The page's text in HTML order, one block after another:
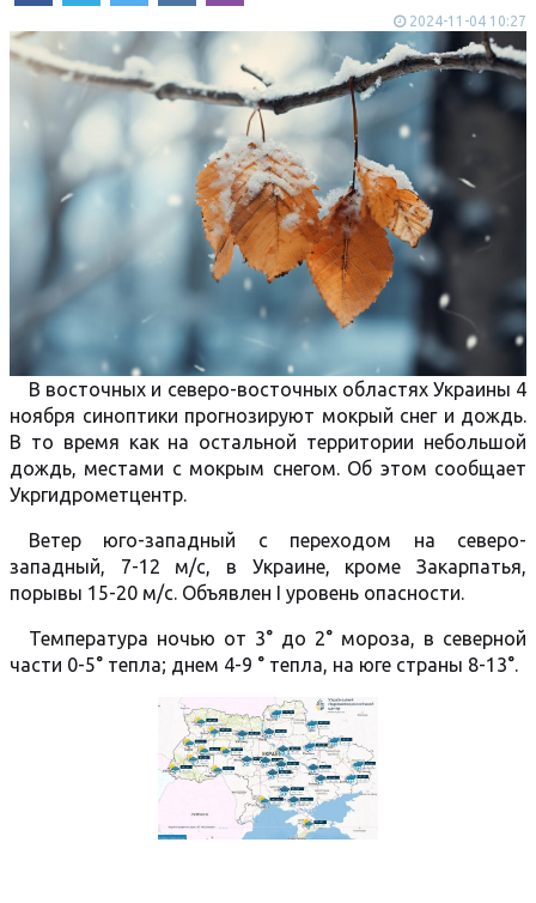
2024-11-04 10:27
В восточных и северо-восточных областях Украины 4
ноября синоптики прогнозируют мокрый снег и дождь.
В то время как на остальной территории небольшой
дождь, местами с мокрым снегом. Об этом сообщает
Укргидрометцентр.
Ветер юго-западный с переходом на северо-
западный, 7-12 м/с, в Украине, кроме Закарпатья,
порывы 15-20 м/с. Объявлен I уровень опасности.
Температура ночью от 3° до 2° мороза, в северной
части 0-5° тепла; днем 4-9 ° тепла, на юге страны 8-13°.